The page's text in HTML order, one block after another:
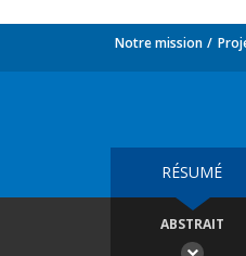
Notre mission
RÉSUMÉ
ABSTRAIT